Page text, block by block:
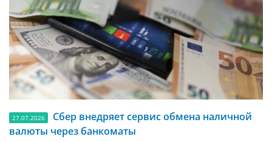
27.07.2026
Сбер внедряет сервис обмена наличной
валюты через банкоматы